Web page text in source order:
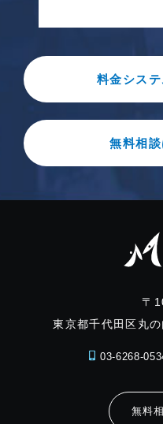
料金シス
無料相
〒
東京都千代田区丸
03-6268-
無料